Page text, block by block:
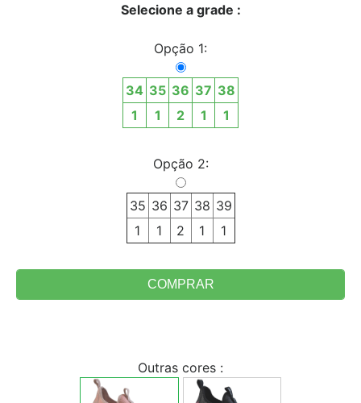
Selecione a grade :
Opção 1:
34 35 36 37 38
1
1 2 1 1
Opção 2:
35 36 37 38 39
1
1 2 1 1
Outras cores :